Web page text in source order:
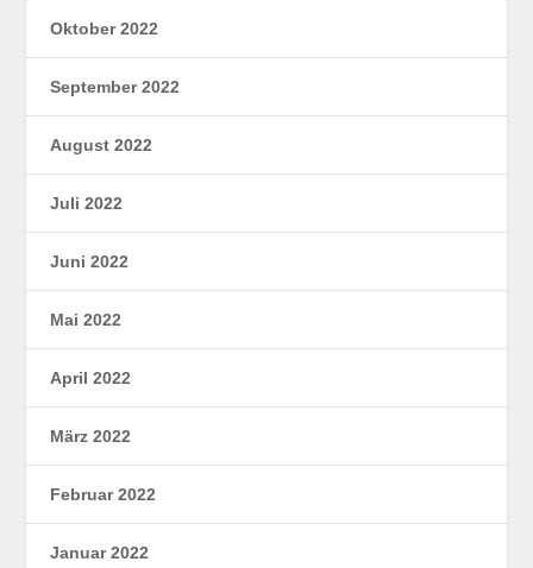
Oktober 2022
September 2022
August 2022
Juli 2022
Juni 2022
Mai 2022
April 2022
März 2022
Februar 2022
Januar 2022